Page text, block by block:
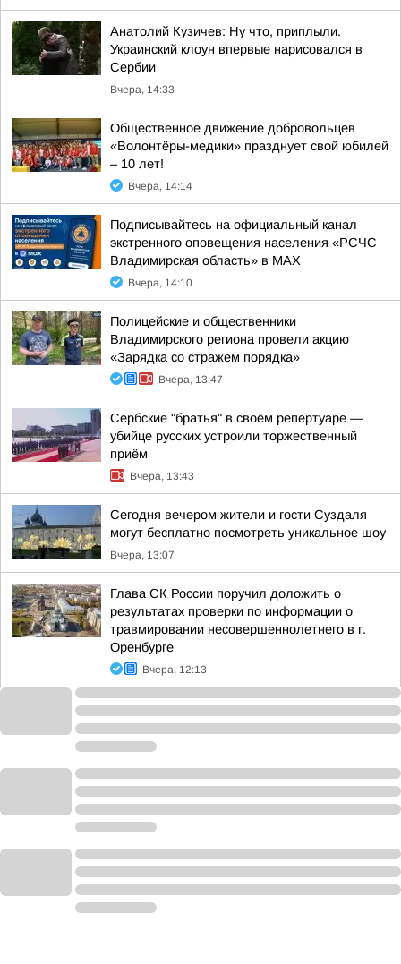
Анатолий Кузичев: Ну что, приплыли.
Украинский клоун впервые нарисовался в
Сербии
Вчера, 14:33
Общественное движение добровольцев
«Волонтёры-медики» празднует свой юбилей
– 10 лет!
Вчера, 14:14
Подписывайтесь на официальный канал
экстренного оповещения населения «РСЧС
Владимирская область» в МАХ
Вчера, 14:10
Полицейские и общественники
Владимирского региона провели акцию
«Зарядка со стражем порядка»
Вчера, 13:47
Сербские "братья" в своём репертуаре —
убийце русских устроили торжественный
приём
Вчера, 13:43
Сегодня вечером жители и гости Суздаля
могут бесплатно посмотреть уникальное шоу
Вчера, 13:07
Глава СК России поручил доложить о
результатах проверки по информации о
травмировании несовершеннолетнего в г.
Оренбурге
Вчера, 12:13